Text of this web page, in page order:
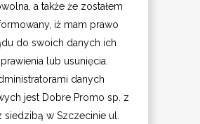
a także że zostałem
iż mam prawo
do swoich danych ich
lub usunięcia.
danych
jest Dobre Promo sp. z
siedzibą w Szczecinie ul.